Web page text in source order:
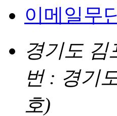
이메일무
경기도 김
번 : 경기
호)